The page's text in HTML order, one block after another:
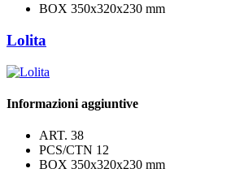
BOX 350x320x230 mm
Lolita
Informazioni aggiuntive
ART. 38
PCS/CTN 12
BOX 350x320x230 mm